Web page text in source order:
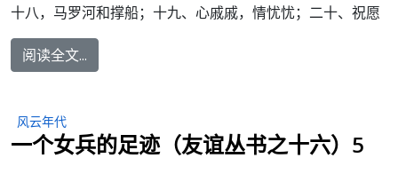
十八，马罗河和撑船；十九、心戚戚，情忧忧；二十、祝愿
阅读全文...
风云年代
一个女兵的足迹（友谊丛书之十六）5